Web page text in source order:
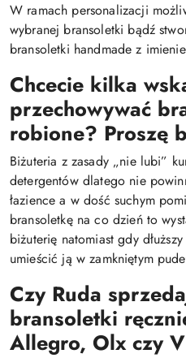
W ramach personalizacji
wybranej bransoletki bądź
bransoletki handmade z
Chcecie kilka
przechowywać
robione? Proszę
Biżuteria z zasady „nie lubi”
detergentów dlatego nie
łazience a w dość suchym
bransoletkę na co dzień to
biżuterię natomiast gdy
umieścić ją w zamkniętym
Czy Ruda
bransoletki
Allegro, Olx czy